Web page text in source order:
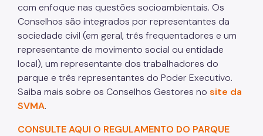
com enfoque nas questões socioambientais. Os
Conselhos são integrados por representantes da
sociedade civil (em geral, três frequentadores e um
representante de movimento social ou entidade
local), um representante dos trabalhadores do
parque e três representantes do Poder Executivo.
Saiba mais sobre os Conselhos Gestores no site da
SVMA.
CONSULTE AQUI O REGULAMENTO DO PARQUE